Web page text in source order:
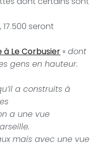
seront
Le Corbusier «dont
gens en hauteur.
a construits à
a une vue
mais avec une vue